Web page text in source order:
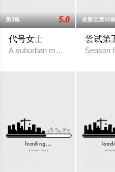
第3集 5.0
代号女士
A suburban mom and her high
更新至第05
尝试第
Season